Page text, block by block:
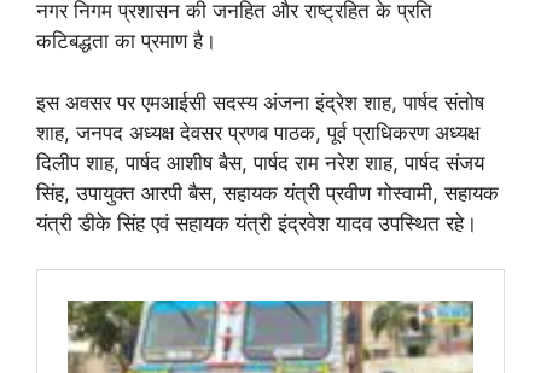
नगर निगम प्रशासन की जनहित और राष्ट्रहित के प्रति
कटिबद्धता का प्रमाण है।
इस अवसर पर एमआईसी सदस्य अंजना इंद्रेश शाह, पार्षद संतोष
शाह, जनपद अध्यक्ष देवसर प्रणव पाठक, पूर्व प्राधिकरण अध्यक्ष
दिलीप शाह, पार्षद आशीष बैस, पार्षद राम नरेश शाह, पार्षद संजय
सिंह, उपायुक्त आरपी बैस, सहायक यंत्री प्रवीण गोस्वामी, सहायक
यंत्री डीके सिंह एवं सहायक यंत्री इंद्रवेश यादव उपस्थित रहे।